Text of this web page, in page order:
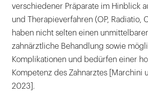
verschiedener Präparate im Hinblick
und Therapieverfahren (OP, Radiatio,
haben nicht selten einen
zahnärztliche Behandlung sowie
Komplikationen und bedürfen einer
Kompetenz des Zahnarztes [Marchini
2023].